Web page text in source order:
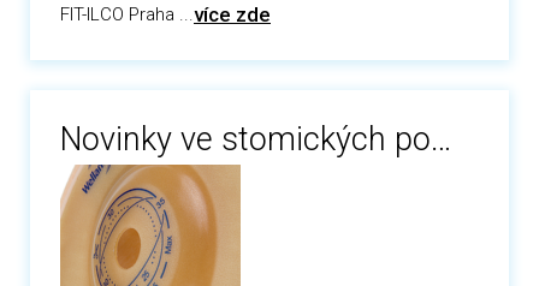
FIT-ILCO Praha ...více zde
Novinky ve stomických pomůckách Welland Medical